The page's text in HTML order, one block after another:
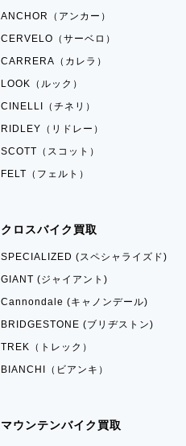
ANCHOR（アンカー）
CERVELO（サーベロ）
CARRERA（カレラ）
LOOK（ルック）
CINELLI（チネリ）
RIDLEY（リドレー）
SCOTT（スコット）
FELT（フェルト）
クロスバイク買取
SPECIALIZED (スペシャライズド)
GIANT (ジャイアント)
Cannondale (キャノンデール)
BRIDGESTONE (ブリヂストン)
TREK（トレック）
BIANCHI（ビアンキ）
マウンテンバイク買取